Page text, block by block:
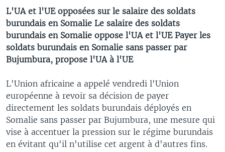
L'UA et l'UE opposées sur le salaire des soldats
burundais en Somalie Le salaire des soldats
burundais en Somalie oppose l'UA et l'UE Payer les
soldats burundais en Somalie sans passer par
Bujumbura, propose l'UA à l'UE
L'Union africaine a appelé vendredi l'Union
européenne à revoir sa décision de payer
directement les soldats burundais déployés en
Somalie sans passer par Bujumbura, une mesure qui
vise à accentuer la pression sur le régime burundais
en évitant qu'il n'utilise cet argent à d'autres fins.